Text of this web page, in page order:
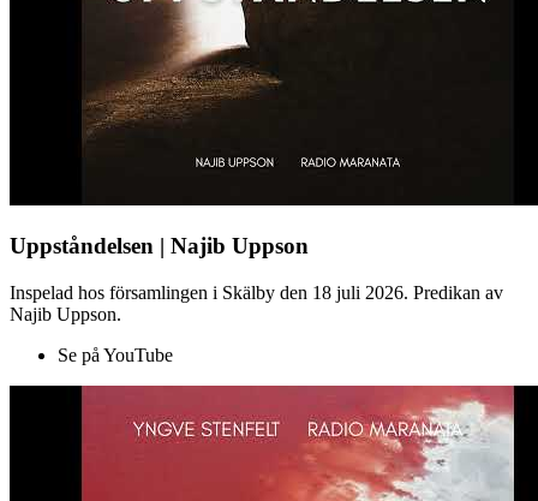
Uppståndelsen | Najib Uppson
Inspelad hos församlingen i Skälby den 18 juli 2026. Predikan av
Najib Uppson.
Se på YouTube